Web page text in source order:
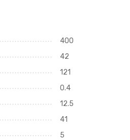
400
42
121
0.4
12.5
41
5